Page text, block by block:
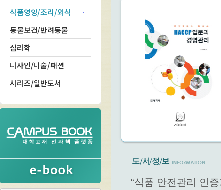
식품영양/조리/외식
동물보건/반려동물
심리학
디자인/미술/패션
시리즈/일반도서
“식품 안전관리 인